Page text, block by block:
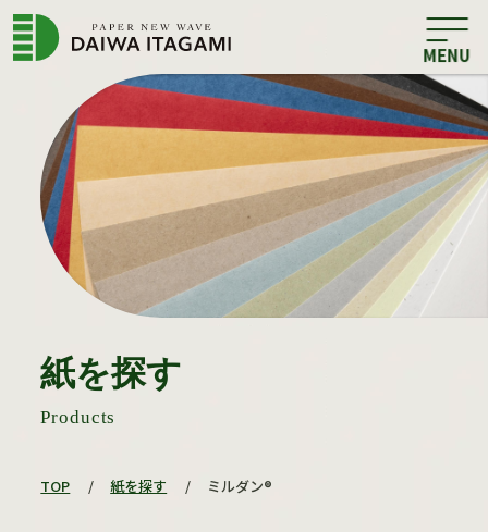
紙を探す
Products
TOP / 紙を探す / ミルダン®